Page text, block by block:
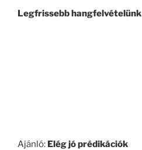
Legfrissebb hangfelvételünk
Ajánló: Elég jó prédikációk